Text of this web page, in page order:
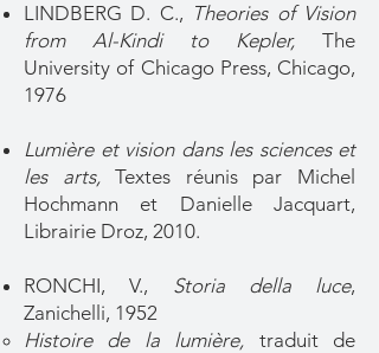
LINDBERG D. C., Theories of Vision
from Al-Kindi to Kepler, The
University of Chicago Press, Chicago,
1976
Lumière et vision dans les sciences et
les arts,Textes réunis par Michel
Hochmann et Danielle Jacquart,
Librairie Droz, 2010.
RONCHI, V., Storia della luce,
Zanichelli, 1952
Histoire de la lumière, traduit de